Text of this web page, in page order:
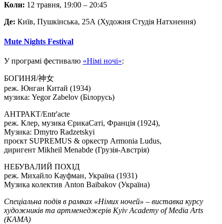
Коли: 12 травня, 19:00 – 20:45
Де: Київ, Пушкінська, 25A (Художня Студія Натхнення)
Mute Nights Festival
У програмі фестивалю «Німі ночі»:
БОГИНЯ/神女
реж. Юнган Китай (1934)
музика: Yegor Zabelov (Білорусь)
АНТРАКТ/Entr'acte
реж. Клер, музика ЄрикаСаті, Франція (1924),
Музика: Dmytro Radzetskyi
проєкт SUPREMUS & оркестр Armonia Ludus,
диригент Mikheil Menabde (Грузія-Австрія)
НЕБУВАЛИЙ ПОХІД
реж. Михайло Кауфман, Україна (1931)
Музика колектив Anton Baibakov (Україна)
Спеціальна подія в рамках «Німих ночей» – виставка курсу
художників та артменеджерів Kyiv Academy of Media Arts
(КАМА)